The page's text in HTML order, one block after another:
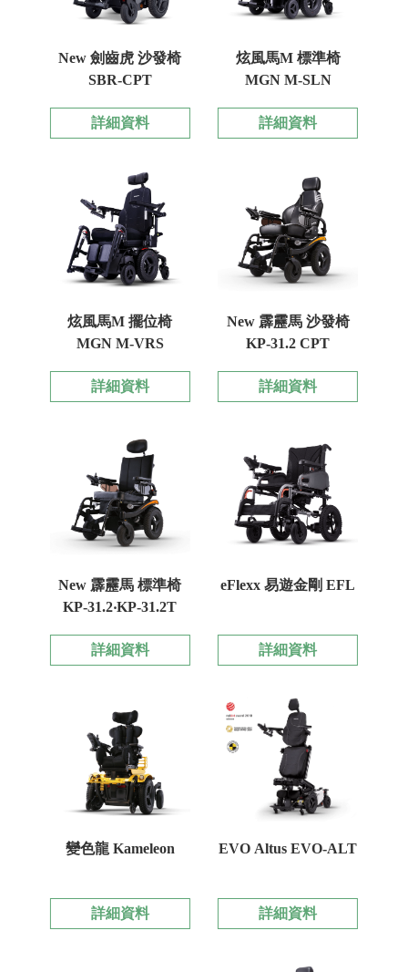
New 劍齒虎 沙發椅
SBR-CPT
詳細資料
炫風馬M 標準椅
MGN M-SLN
詳細資料
炫風馬M 擺位椅
MGN M-VRS
詳細資料
New 霹靂馬 沙發椅
KP-31.2 CPT
詳細資料
New 霹靂馬 標準椅
KP-31.2‧KP-31.2T
詳細資料
eFlexx 易遊金剛 EFL
詳細資料
變色龍 Kameleon
詳細資料
EVO Altus EVO-ALT
詳細資料